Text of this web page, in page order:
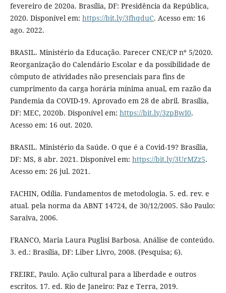
fevereiro de 2020a. Brasília, DF: Presidência da República,
2020. Disponível em: https://bit.ly/3fhqduC. Acesso em: 16
ago. 2022.
BRASIL. Ministério da Educação. Parecer CNE/CP nº 5/2020.
Reorganização do Calendário Escolar e da possibilidade de
cômputo de atividades não presenciais para fins de
cumprimento da carga horária mínima anual, em razão da
Pandemia da COVID-19. Aprovado em 28 de abril. Brasília,
DF: MEC, 2020b. Disponível em: https://bit.ly/3zpBwI0.
Acesso em: 16 out. 2020.
BRASIL. Ministério da Saúde. O que é a Covid-19? Brasília,
DF: MS, 8 abr. 2021. Disponível em: https://bit.ly/3UrMZz5.
Acesso em: 26 jul. 2021.
FACHIN, Odília. Fundamentos de metodologia. 5. ed. rev. e
atual. pela norma da ABNT 14724, de 30/12/2005. São Paulo:
Saraiva, 2006.
FRANCO, Maria Laura Puglisi Barbosa. Análise de conteúdo.
3. ed.: Brasília, DF: Liber Livro, 2008. (Pesquisa; 6).
FREIRE, Paulo. Ação cultural para a liberdade e outros
escritos. 17. ed. Rio de Janeiro: Paz e Terra, 2019.